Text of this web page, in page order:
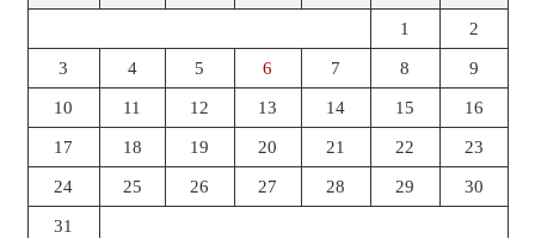
1 2
3 4 5 6 7 8 9
10 11 12 13 14 15 16
17 18 19 20 21 22 23
24 25 26 27 28 29 30
31